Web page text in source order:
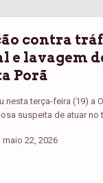
contra
e lavagem
Porã
nesta terça-feira (19) a
suspeita de atuar no
maio 22, 2026